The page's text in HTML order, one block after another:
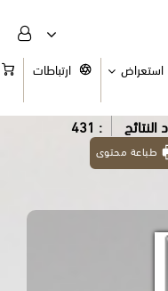
ارتباطات السلة
: 431
محتوى